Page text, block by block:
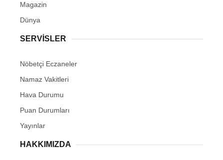
Magazin
Dünya
SERVİSLER
Nöbetçi Eczaneler
Namaz Vakitleri
Hava Durumu
Puan Durumları
Yayınlar
HAKKIMIZDA